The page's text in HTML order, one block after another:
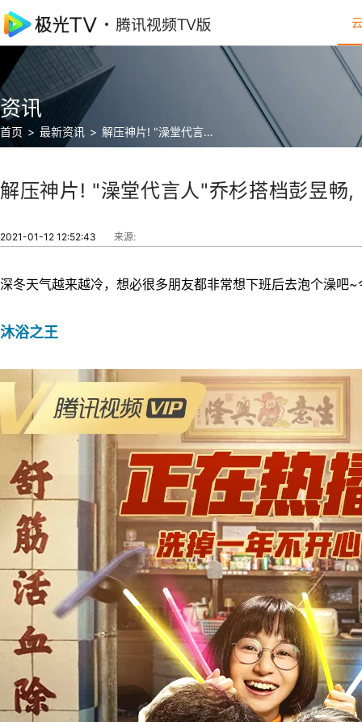
新
影
讯
资讯
首页 > 最新资讯 > 解压神片! "澡堂代言人"乔杉搭档彭昱畅, 邀你前来泡澡, 洗掉去年的不开心!
解压神片! "澡堂代言人"乔杉搭档彭昱畅
2021-01-12 12:52:43 来源:
深冬天气越来越冷，想必很多朋友都非常想下班后去泡个澡吧
沐浴之王